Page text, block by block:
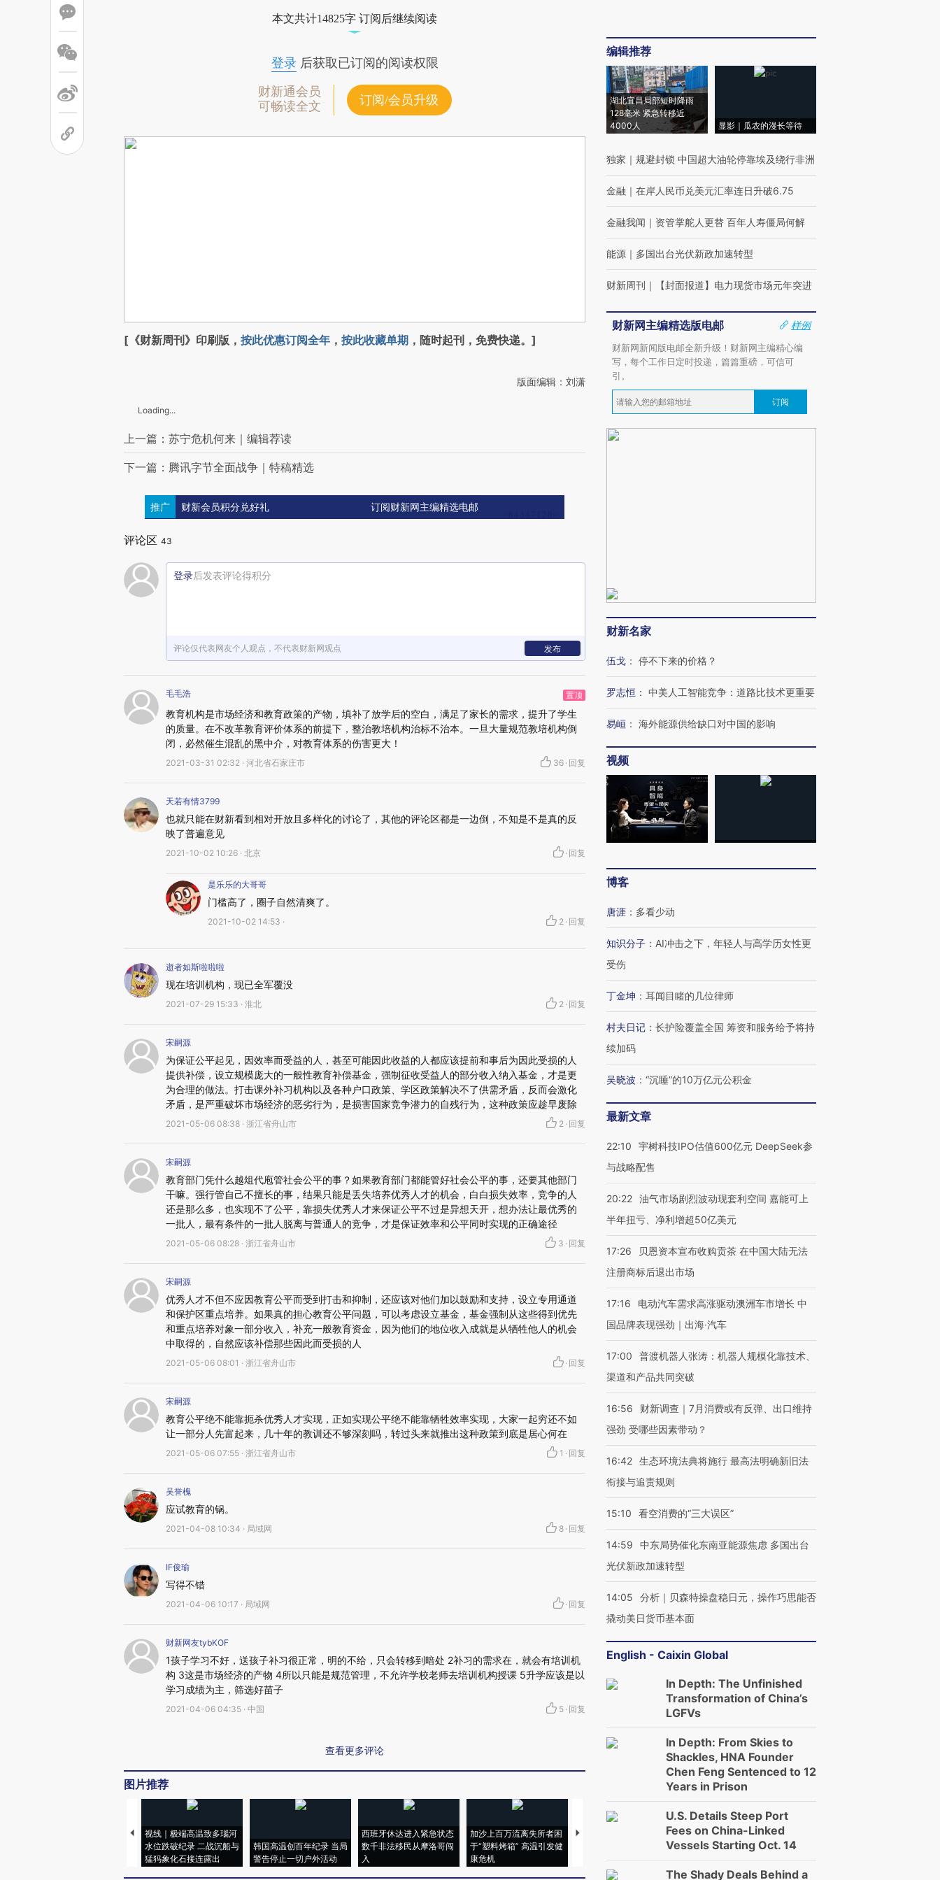
本文共计14825字 订阅后继续阅读
登录后获取已订阅的阅读权限
财新通会员
可畅读全文
订阅/会员升级
[《财新周刊》印刷版， 按此优惠订阅全年 ， 按此收藏单期 ，随时起刊，免费快递。]
版面编辑：刘潇
Loading...
上一篇：苏宁危机何来｜编辑荐读
下一篇：腾讯字节全面战争｜特稿精选
推广 财新会员积分兑好礼 订阅财新网主编精选电邮
评论区 43
登录后发表评论得积分
评论仅代表网友个人观点，不代表财新网观点 发布
毛毛浩 置顶
教育机构是市场经济和教育政策的产物，填补了放学后的空白，满足了家长的需求，提升了学生
的质量。在不改革教育评价体系的前提下，整治教培机构治标不治本。一旦大量规范教培机构倒
闭，必然催生混乱的黑中介，对教育体系的伤害更大！
2021-03-31 02:32 · 河北省石家庄市 36 · 回复
天若有情3799
也就只能在财新看到相对开放且多样化的讨论了，其他的评论区都是一边倒，不知是不是真的反
映了普遍意见
2021-10-02 10:26 · 北京 · 回复
是乐乐的大哥哥
门槛高了，圈子自然清爽了。
2021-10-02 14:53 · 2 · 回复
逝者如斯啦啦啦
现在培训机构，现已全军覆没
2021-07-29 15:33 · 淮北 2 · 回复
宋嗣源
为保证公平起见，因效率而受益的人，甚至可能因此收益的人都应该提前和事后为因此受损的人
提供补偿，设立规模庞大的一般性教育补偿基金，强制征收受益人的部分收入纳入基金，才是更
为合理的做法。打击课外补习机构以及各种户口政策、学区政策解决不了供需矛盾，反而会激化
矛盾，是严重破坏市场经济的恶劣行为，是损害国家竞争潜力的自残行为，这种政策应趁早废除
2021-05-06 08:38 · 浙江省舟山市 2 · 回复
宋嗣源
教育部门凭什么越俎代庖管社会公平的事？如果教育部门都能管好社会公平的事，还要其他部门
干嘛。强行管自己不擅长的事，结果只能是丢失培养优秀人才的机会，白白损失效率，竞争的人
还是那么多，也实现不了公平，靠损失优秀人才来保证公平不过是异想天开，想办法让最优秀的
一批人，最有条件的一批人脱离与普通人的竞争，才是保证效率和公平同时实现的正确途径
2021-05-06 08:28 · 浙江省舟山市 3 · 回复
宋嗣源
优秀人才不但不应因教育公平而受到打击和抑制，还应该对他们加以鼓励和支持，设立专用通道
和保护区重点培养。如果真的担心教育公平问题，可以考虑设立基金，基金强制从这些得到优先
和重点培养对象一部分收入，补充一般教育资金，因为他们的地位收入成就是从牺牲他人的机会
中取得的，自然应该补偿那些因此而受损的人
2021-05-06 08:01 · 浙江省舟山市 · 回复
宋嗣源
教育公平绝不能靠扼杀优秀人才实现，正如实现公平绝不能靠牺牲效率实现，大家一起穷还不如
让一部分人先富起来，几十年的教训还不够深刻吗，转过头来就推出这种政策到底是居心何在
2021-05-06 07:55 · 浙江省舟山市 1 · 回复
吴誉槐
应试教育的锅。
2021-04-08 10:34 · 局域网 8 · 回复
IF俊瑜
写得不错
2021-04-06 10:17 · 局域网 · 回复
财新网友tybKOF
1孩子学习不好，送孩子补习很正常，明的不给，只会转移到暗处 2补习的需求在，就会有培训机
构 3这是市场经济的产物 4所以只能是规范管理，不允许学校老师去培训机构授课 5升学应该是以
学习成绩为主，筛选好苗子
2021-04-06 04:35 · 中国 5 · 回复
查看更多评论
图片推荐
视线｜极端高温致多瑙河
水位跌破纪录 二战沉船与
猛犸象化石接连露出
韩国高温创百年纪录 当局
警告停止一切户外活动
西班牙休达进入紧急状态
数千非法移民从摩洛哥闯
入
加沙上百万流离失所者困
于“塑料烤箱” 高温引发健
康危机
视线｜HYROX的吸金
心“花钱找虐”？
马航飞行员跨国走私7万
粒摇头丸 尿检体内含3种
毒品
度Z世代 用街头抗争将教
育部长拱下台
编辑推荐
湖北宜昌局部短时降雨
128毫米 紧急转移近
4000人
显影｜瓜农的漫长等待
独家 ｜ 规避封锁 中国超大油轮停靠埃及绕行非洲
金融 ｜ 在岸人民币兑美元汇率连日升破6.75
金融我闻 ｜ 资管掌舵人更替 百年人寿僵局何解
能源 ｜ 多国出台光伏新政加速转型
财新周刊 ｜ 【封面报道】电力现货市场元年突进
财新网主编精选版电邮
样例
财新网新闻版电邮全新升级！财新网主编精心编
写，每个工作日定时投递，篇篇重磅，可信可
引。
订阅
财新名家
伍戈 ： 停不下来的价格？
罗志恒 ： 中美人工智能竞争：道路比技术更重要
易峘 ： 海外能源供给缺口对中国的影响
视频
博客
唐涯 ： 多看少动
知识分子 ： AI冲击之下，年轻人与高学历女性更
受伤
丁金坤 ： 耳闻目睹的几位律师
村夫日记 ： 长护险覆盖全国 筹资和服务给予将持
续加码
吴晓波 ： “沉睡”的10万亿元公积金
最新文章
22:10
宇树科技IPO估值600亿元 DeepSeek参
与战略配售
20:22 油气市场剧烈波动现套利空间 嘉能可上
半年扭亏、净利增超50亿美元
17:26
贝恩资本宣布收购贡茶 在中国大陆无法
注册商标后退出市场
17:16
电动汽车需求高涨驱动澳洲车市增长 中
国品牌表现强劲｜出海·汽车
17:00
普渡机器人张涛：机器人规模化靠技术、
渠道和产品共同突破
16:56
财新调查｜7月消费或有反弹、出口维持
强劲 受哪些因素带动？
16:42 生态环境法典将施行 最高法明确新旧法
衔接与追责规则
15:10 看空消费的“三大误区”
14:59
中东局势催化东南亚能源焦虑 多国出台
光伏新政加速转型
14:05
分析｜贝森特操盘稳日元，操作巧思能否
撬动美日货币基本面
English - Caixin Global
In Depth: The Unfinished
Transformation of China’s
LGFVs
In Depth: From Skies to
Shackles, HNA Founder
Chen Feng Sentenced to 12
Years in Prison
U.S. Details Steep Port
Fees on China-Linked
Vessels Starting Oct. 14
The Shady Deals Behind a